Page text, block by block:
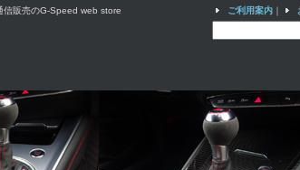
信販売のG-Speed web store ご利用案内 ｜